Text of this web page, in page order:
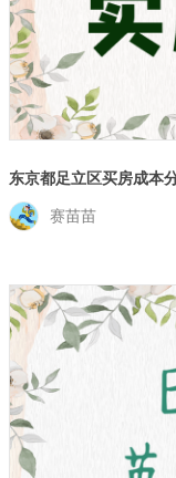
东京都足立区买房成本
赛苗苗